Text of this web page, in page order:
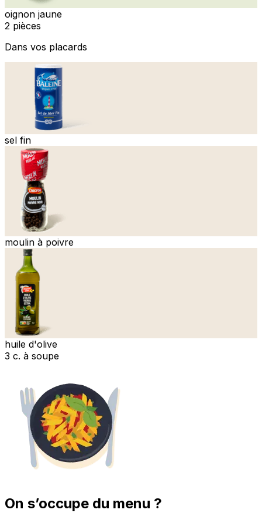
oignon jaune
2 pièces
Dans vos placards
sel fin
moulin à poivre
huile d'olive
3 c. à soupe
On s’occupe du menu ?